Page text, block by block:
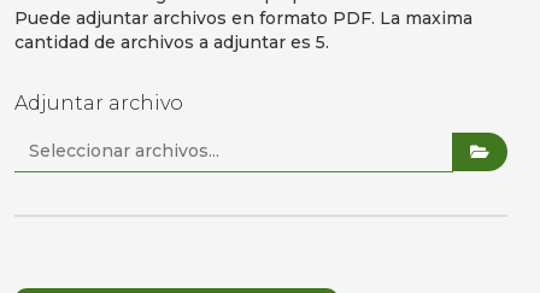
Puede adjuntar archivos en formato PDF. La maxima
cantidad de archivos a adjuntar es 5.
Adjuntar archivo